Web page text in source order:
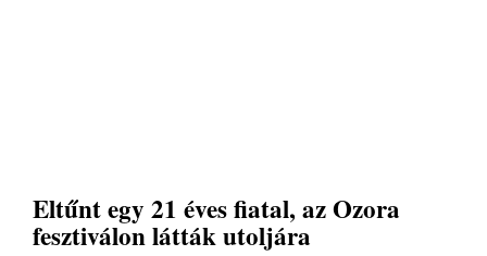
Eltűnt egy 21 éves fiatal, az Ozora
fesztiválon látták utoljára